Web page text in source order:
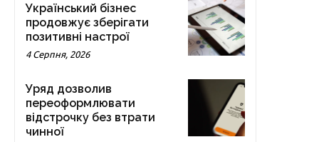
Український бізнес
продовжує зберігати
позитивні настрої
4 Серпня, 2026
Уряд дозволив
переоформлювати
відстрочку без втрати
чинної